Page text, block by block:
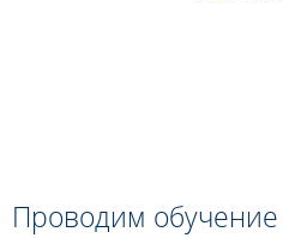
Проводим обучение